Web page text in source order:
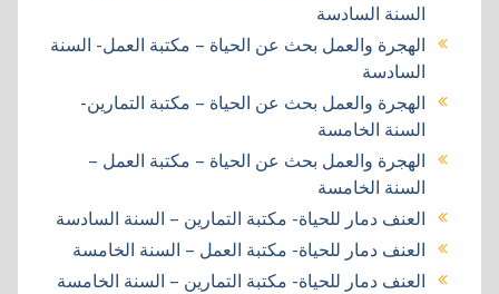
السنة السادسة
الهجرة والعمل بحث عن الحياة – مكتبة العمل- السنة
السادسة
الهجرة والعمل بحث عن الحياة – مكتبة التمارين-
السنة الخامسة
الهجرة والعمل بحث عن الحياة – مكتبة العمل –
السنة الخامسة
العنف دمار للحياة- مكتبة التمارين – السنة السادسة
العنف دمار للحياة- مكتبة العمل – السنة الخامسة
العنف دمار للحياة- مكتبة التمارين – السنة الخامسة